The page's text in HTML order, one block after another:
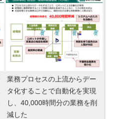
業務プロセスの上流からデー
タ化することで自動化を実現
し、40,000時間分の業務を削
減した